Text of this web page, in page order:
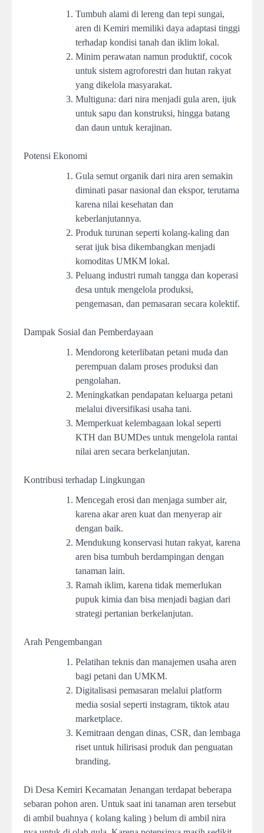
Tumbuh alami di lereng dan tepi sungai,
aren di Kemiri memiliki daya adaptasi tinggi
terhadap kondisi tanah dan iklim lokal.
Minim perawatan namun produktif, cocok
untuk sistem agroforestri dan hutan rakyat
yang dikelola masyarakat.
Multiguna: dari nira menjadi gula aren, ijuk
untuk sapu dan konstruksi, hingga batang
dan daun untuk kerajinan.
Potensi Ekonomi
Gula semut organik dari nira aren semakin
diminati pasar nasional dan ekspor, terutama
karena nilai kesehatan dan
keberlanjutannya.
Produk turunan seperti kolang-kaling dan
serat ijuk bisa dikembangkan menjadi
komoditas UMKM lokal.
Peluang industri rumah tangga dan koperasi
desa untuk mengelola produksi,
pengemasan, dan pemasaran secara kolektif.
Dampak Sosial dan Pemberdayaan
Mendorong keterlibatan petani muda dan
perempuan dalam proses produksi dan
pengolahan.
Meningkatkan pendapatan keluarga petani
melalui diversifikasi usaha tani.
Memperkuat kelembagaan lokal seperti
KTH dan BUMDes untuk mengelola rantai
nilai aren secara berkelanjutan.
Kontribusi terhadap Lingkungan
Mencegah erosi dan menjaga sumber air,
karena akar aren kuat dan menyerap air
dengan baik.
Mendukung konservasi hutan rakyat, karena
aren bisa tumbuh berdampingan dengan
tanaman lain.
Ramah iklim, karena tidak memerlukan
pupuk kimia dan bisa menjadi bagian dari
strategi pertanian berkelanjutan.
Arah Pengembangan
Pelatihan teknis dan manajemen usaha aren
bagi petani dan UMKM.
Digitalisasi pemasaran melalui platform
media sosial seperti instagram, tiktok atau
marketplace.
Kemitraan dengan dinas, CSR, dan lembaga
riset untuk hilirisasi produk dan penguatan
branding.
Di Desa Kemiri Kecamatan Jenangan terdapat beberapa
sebaran pohon aren. Untuk saat ini tanaman aren tersebut
di ambil buahnya ( kolang kaling ) belum di ambil nira